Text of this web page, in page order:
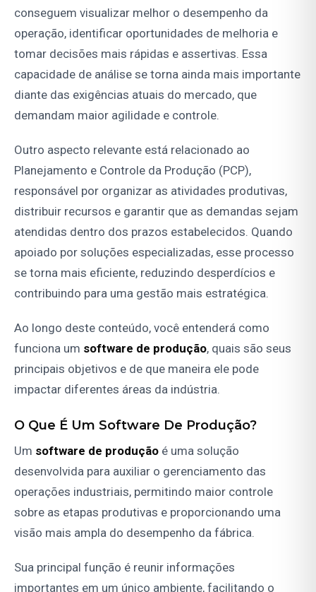
conseguem visualizar melhor o desempenho da
operação, identificar oportunidades de melhoria e
tomar decisões mais rápidas e assertivas. Essa
capacidade de análise se torna ainda mais importante
diante das exigências atuais do mercado, que
demandam maior agilidade e controle.
Outro aspecto relevante está relacionado ao
Planejamento e Controle da Produção (PCP),
responsável por organizar as atividades produtivas,
distribuir recursos e garantir que as demandas sejam
atendidas dentro dos prazos estabelecidos. Quando
apoiado por soluções especializadas, esse processo
se torna mais eficiente, reduzindo desperdícios e
contribuindo para uma gestão mais estratégica.
Ao longo deste conteúdo, você entenderá como
funciona um software de produção, quais são seus
principais objetivos e de que maneira ele pode
impactar diferentes áreas da indústria.
O Que É Um Software De Produção?
Um software de produção é uma solução
desenvolvida para auxiliar o gerenciamento das
operações industriais, permitindo maior controle
sobre as etapas produtivas e proporcionando uma
visão mais ampla do desempenho da fábrica.
Sua principal função é reunir informações
importantes em um único ambiente, facilitando o